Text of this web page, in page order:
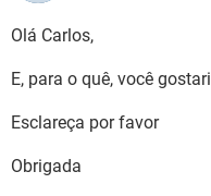
Olá Carlos,
E, para o quê, você
Esclareça por favor
Obrigada